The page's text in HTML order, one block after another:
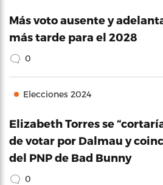
Más voto ausente y
más tarde para el 2028
0
Elecciones 2024
Elizabeth Torres se
de votar por Dalmau y
del PNP de Bad Bunny
0